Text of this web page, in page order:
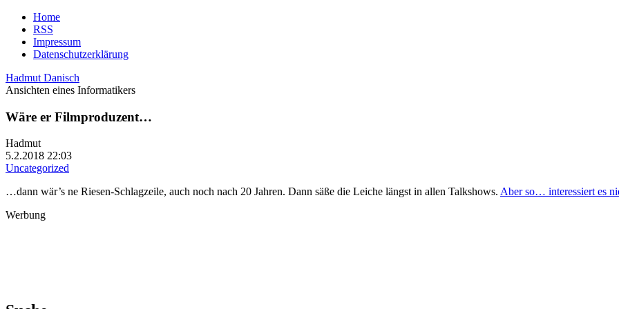
Home
RSS
Impressum
Datenschutzerklärung
Hadmut Danisch
Ansichten eines Informatikers
Wäre er Filmproduzent…
Hadmut
5.2.2018 22:03
Uncategorized
…dann wär’s ne Riesen-Schlagzeile, auch noch nach 20 Jahren. Dann säße die Leiche längst in allen Talkshows. Aber so… interessiert es
Werbung